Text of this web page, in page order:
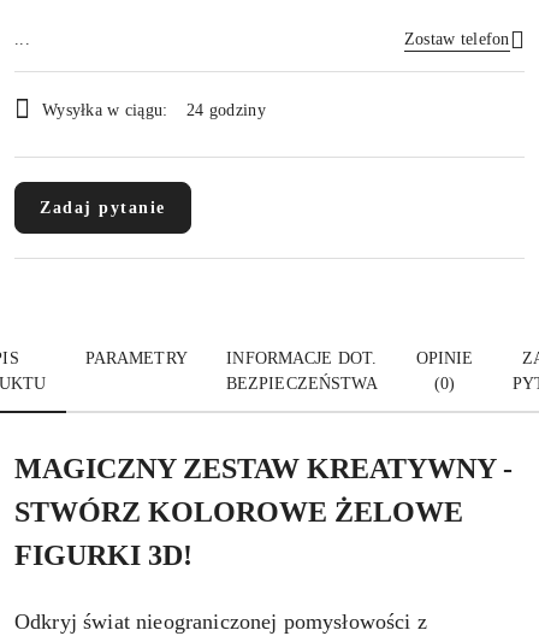
... Zostaw telefon
i
dostawa
Wysyłka w ciągu: 24 godziny
Zadaj pytanie
PARAMETRY
INFORMACJE DOT.
BEZPIECZEŃSTWA
OPINIE
(0)
MAGICZNY ZESTAW KREATYWNY -
STWÓRZ KOLOROWE ŻELOWE
FIGURKI 3D!
Odkryj świat nieograniczonej pomysłowości z